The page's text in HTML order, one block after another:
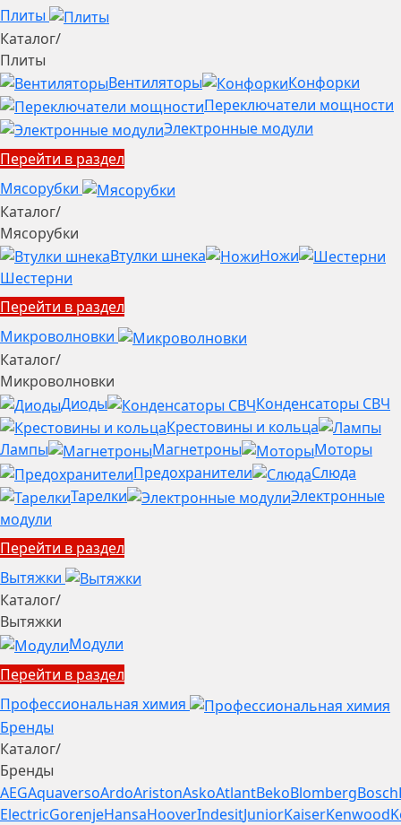
Плиты
Каталог/
Плиты
Вентиляторы
Конфорки
Переключатели мощности
Электронные модули
Перейти в раздел
Мясорубки
Каталог/
Мясорубки
Втулки шнека
Ножи
Шестерни
Перейти в раздел
Микроволновки
Каталог/
Микроволновки
Диоды
Конденсаторы СВЧ
Крестовины и кольца
Лампы
Магнетроны
Моторы
Предохранители
Слюда
Тарелки
Электронные
модули
Перейти в раздел
Вытяжки
Каталог/
Вытяжки
Модули
Перейти в раздел
Профессиональная химия
Бренды
Каталог/
Бренды
AEGAquaversoArdoAristonAskoAtlantBekoBlombergBosch
ElectricGorenjeHansaHooverIndesitJuniorKaiserKenwood